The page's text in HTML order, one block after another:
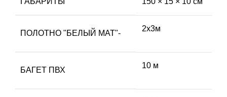
ПОЛОТНО "БЕЛЫЙ МАТ"-
2х3м
БАГЕТ ПВХ
10 м